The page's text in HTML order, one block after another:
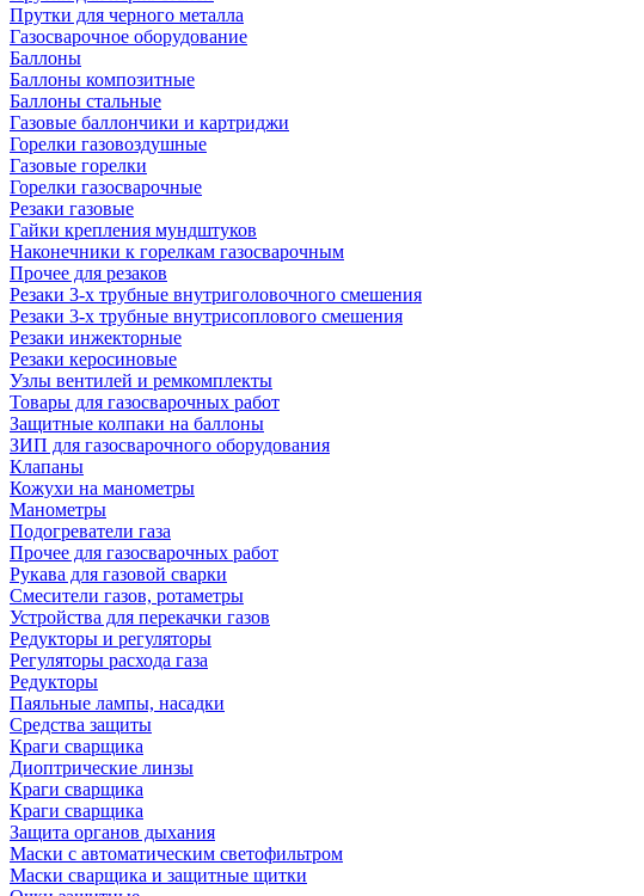
Прутки для черного металла
Газосварочное оборудование
Баллоны
Баллоны композитные
Баллоны стальные
Газовые баллончики и картриджи
Горелки газовоздушные
Газовые горелки
Горелки газосварочные
Резаки газовые
Гайки крепления мундштуков
Наконечники к горелкам газосварочным
Прочее для резаков
Резаки 3-х трубные внутриголовочного смешения
Резаки 3-х трубные внутрисоплового смешения
Резаки инжекторные
Резаки керосиновые
Узлы вентилей и ремкомплекты
Товары для газосварочных работ
Защитные колпаки на баллоны
ЗИП для газосварочного оборудования
Клапаны
Кожухи на манометры
Манометры
Подогреватели газа
Прочее для газосварочных работ
Рукава для газовой сварки
Смесители газов, ротаметры
Устройства для перекачки газов
Редукторы и регуляторы
Регуляторы расхода газа
Редукторы
Паяльные лампы, насадки
Средства защиты
Краги сварщика
Диоптрические линзы
Краги сварщика
Краги сварщика
Защита органов дыхания
Маски с автоматическим светофильтром
Маски сварщика и защитные щитки